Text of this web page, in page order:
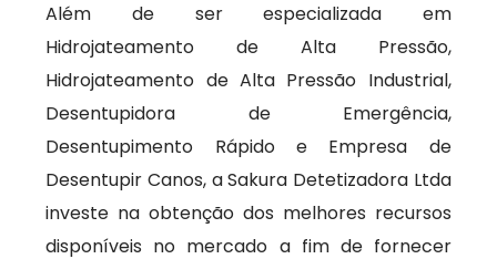
Além de ser especializada em
Hidrojateamento de Alta Pressão,
Hidrojateamento de Alta Pressão Industrial,
Desentupidora de Emergência,
Desentupimento Rápido e Empresa de
Desentupir Canos, a Sakura Detetizadora Ltda
investe na obtenção dos melhores recursos
disponíveis no mercado a fim de fornecer